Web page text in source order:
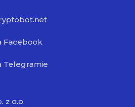
Facebook
Telegramie
z o.o.